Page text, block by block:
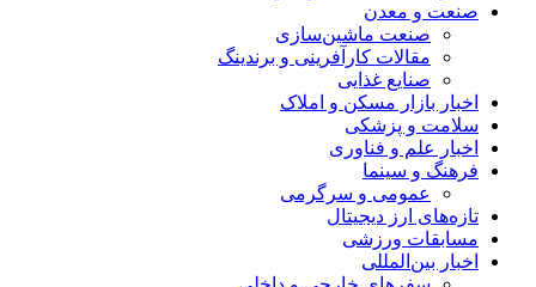
صنعت و معدن
صنعت ماشین‌سازی
مقالات کارآفرینی و برندینگ
صنایع غذایی
اخبار بازار مسکن و املاک
سلامت و پزشکی
اخبار علم و فناوری
فرهنگ و سینما
عمومی و سرگرمی
تازه‌های ارز دیجیتال
مسابقات ورزشی
اخبار بین‌المللی